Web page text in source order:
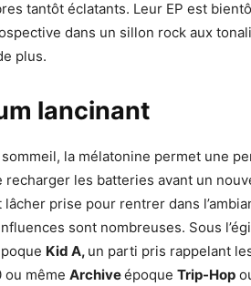
tantôt éclatants. Leur EP est
dans un sillon rock aux
plus.
lancinant
la mélatonine permet une
recharger les batteries avant un
prise pour rentrer dans
sont nombreuses. Sous
Kid A, un parti pris rappelant
ou même Archiveépoque Trip-Hop